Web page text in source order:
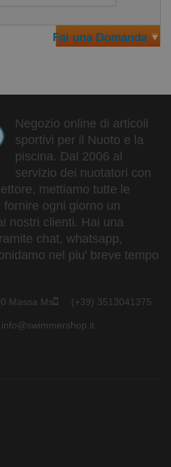
Fai una Domanda
Negozio online di articoli
sportivi per il Nuoto e la
piscina. Dal 2006 al
servizio dei nuotatori con
mettiamo tutte le
ogni giorno un
nostri clienti. Hai una
chat, whatsapp,
nel piu' breve tempo
Massa Ms (+39) 3513041375
info@swimmershop.it